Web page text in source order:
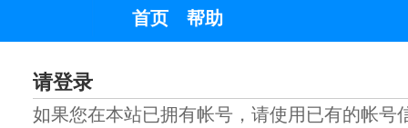
首页 帮助
请登录
如果您在本站已拥有帐号，请使用已有的帐